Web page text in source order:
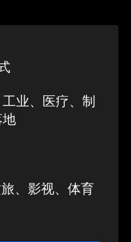
业、医疗、制
地
、影视、体育